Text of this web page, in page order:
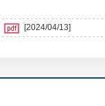
[2024/04/13]